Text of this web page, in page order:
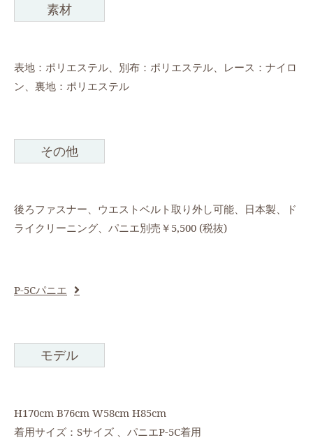
素材
表地：ポリエステル、別布：ポリエステル、レース：ナイロ
ン、裏地：ポリエステル
その他
後ろファスナー、ウエストベルト取り外し可能、日本製、ド
ライクリーニング、パニエ別売￥5,500 (税抜)
P-5Cパニエ
モデル
H170cm B76cm W58cm H85cm
着用サイズ：Sサイズ 、パニエP-5C着用